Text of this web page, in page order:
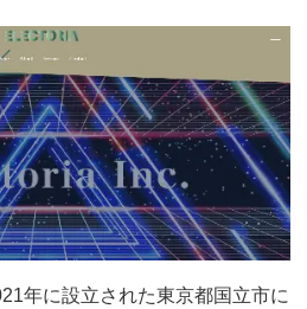
年に設立された東京都国立市に